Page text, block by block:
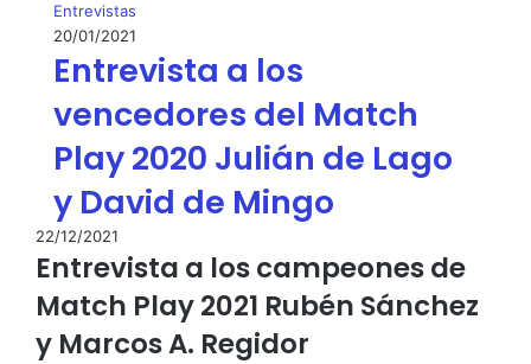
Entrevistas
20/01/2021
Entrevista a los
vencedores del Match
Play 2020 Julián de Lago
y David de Mingo
22/12/2021
Entrevista a los campeones de
Match Play 2021 Rubén Sánchez
y Marcos A. Regidor